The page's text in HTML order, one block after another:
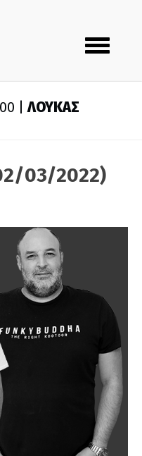
Toggle
navigation
|ΛΟΥΚΑΣ
03/2022)